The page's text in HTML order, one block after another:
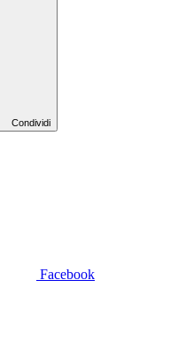
Condividi
Facebook